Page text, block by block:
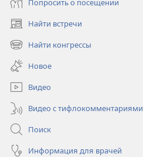
Попросить о посещении
Найти встречи
(открывается
в
новом
окне)
Найти конгрессы
(открывается
новом
окне)
Новое
Видео
Видео с тифлокомментариями
Поиск
Информация для врачей